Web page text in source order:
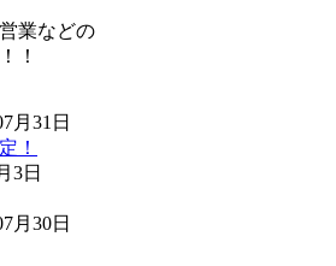
業などの
！
月31日
！
3日
月30日